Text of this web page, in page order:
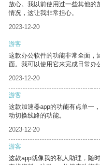
放心。我以前使用过一些其他的
情况，这让我非常担心。
2023-12-20
游客
这款办公软件的功能非常全面，
面。我可以使用它来完成日常办
2023-12-20
游客
这款加速器app的功能有点单一
动切换线路的功能。
2023-12-20
游客
这款app就像我的私人助理，随